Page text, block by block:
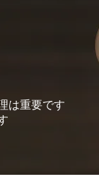
は重要です